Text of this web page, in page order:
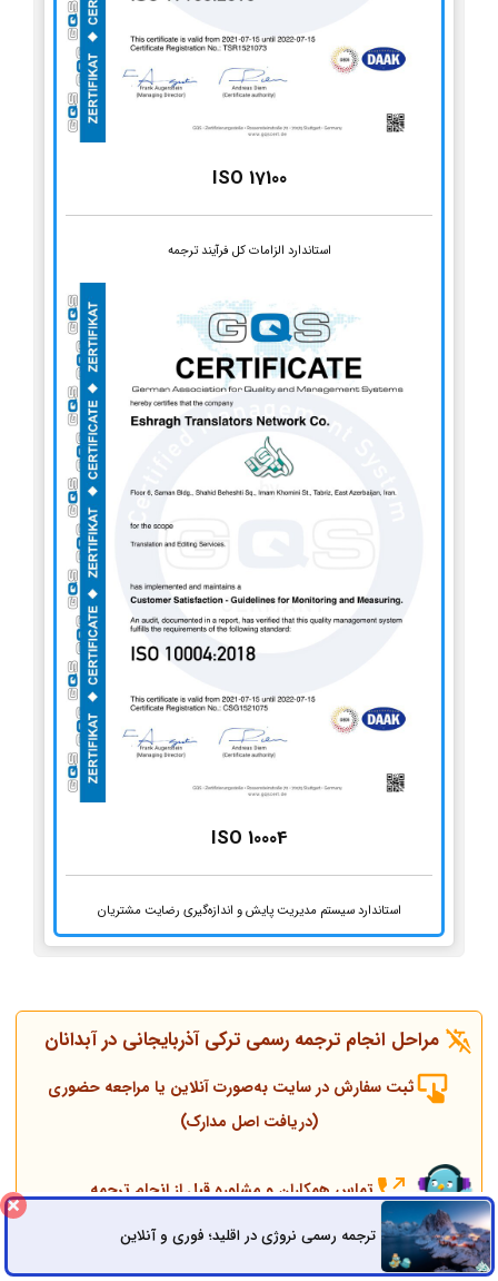
ISO 17100
استاندارد الزامات کل فرآیند ترجمه
ISO 10004
استاندارد سیستم مدیریت پایش و اندازه‌گیری رضایت مشتریان
مراحل انجام ترجمه رسمی ترکی آذربایجانی در آبدانان
ثبت سفارش در سایت به‌صورت آنلاین یا مراجعه حضوری
(دریافت اصل مدارک)
تماس همکاران و مشاوره قبل از انجام ترجمه
ترجمه رسمی نروژی در اقلید؛ فوری و آنلاینراه های ارتباطی